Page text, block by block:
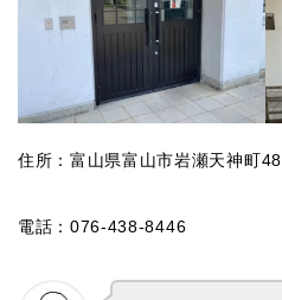
住所：富山県富山市岩瀬天神町48
電話：076-438-8446